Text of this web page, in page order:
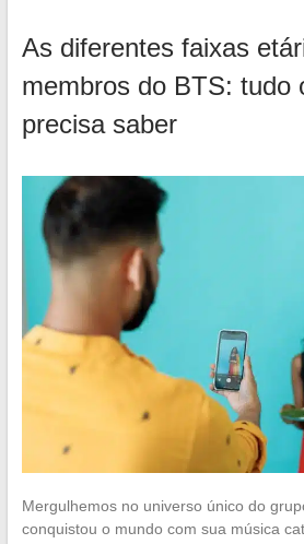
As diferentes faixas
membros do BTS: tudo
precisa saber
Mergulhemos no universo único do
conquistou o mundo com sua música